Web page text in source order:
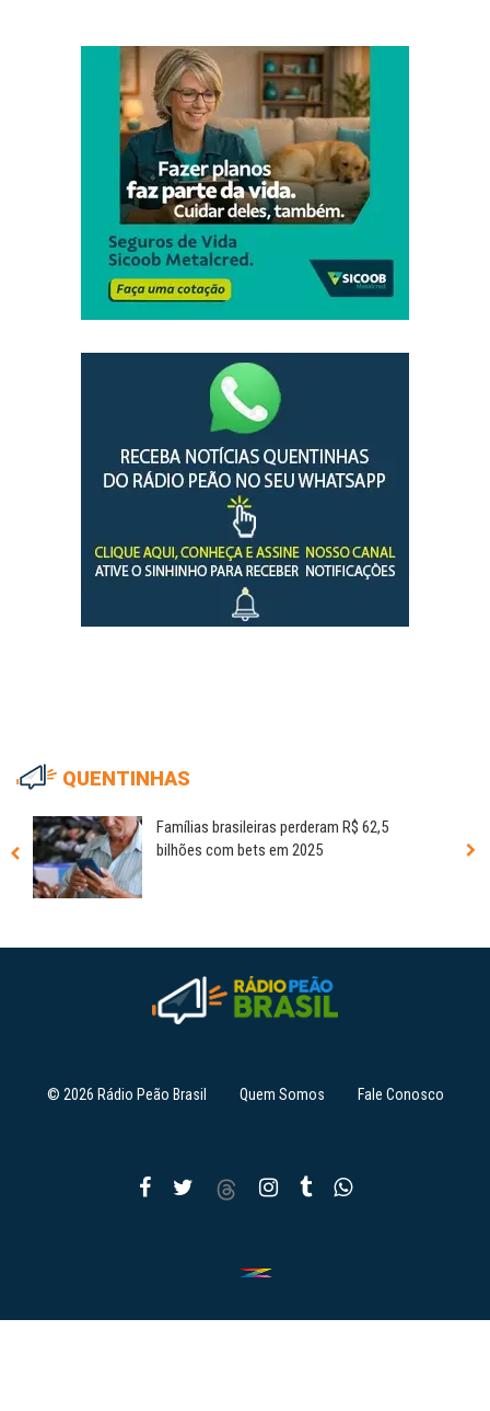
QUENTINHAS
Famílias brasileiras perderam R$ 62,5
bilhões com bets em 2025
© 2026 Rádio Peão Brasil Quem Somos Fale Conosco